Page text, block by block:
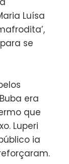
Luísa
se
era
que
Luperi
ia